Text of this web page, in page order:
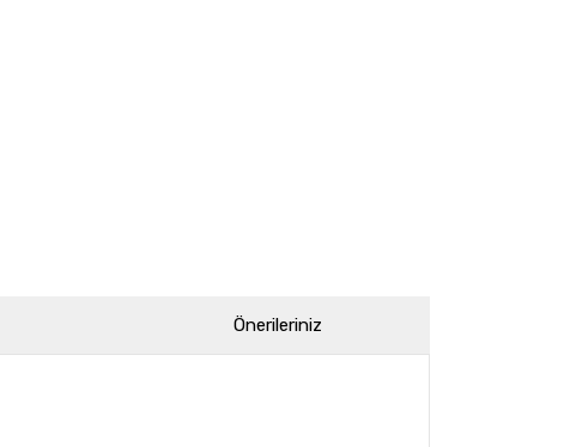
Önerileriniz